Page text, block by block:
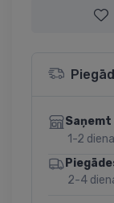
Saņemt
1-2
2-4